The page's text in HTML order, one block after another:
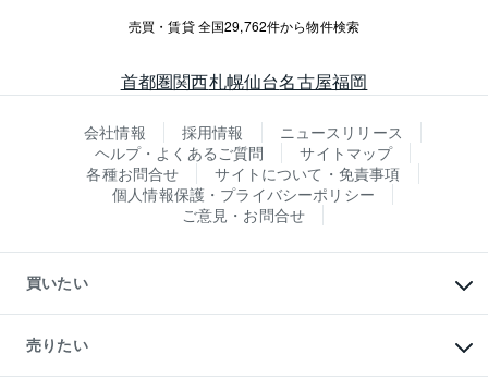
売買・賃貸 全国29,762件から物件検索
首都圏関西札幌仙台名古屋福岡
会社情報 採用情報
ニュースリリース
ヘルプ・よくあるご質問
サイトマップ
各種お問合せ
サイトについて・免責事項
個人情報保護・プライバシーポリシー
ご意見・お問合せ
買いたい
新築・分譲マンションの購入
中古マンションの購入
一戸建ての購入
売りたい